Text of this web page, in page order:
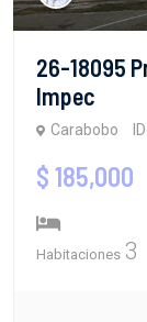
26-18095
Impec
Carabobo
$ 185,000
Habitaciones 3